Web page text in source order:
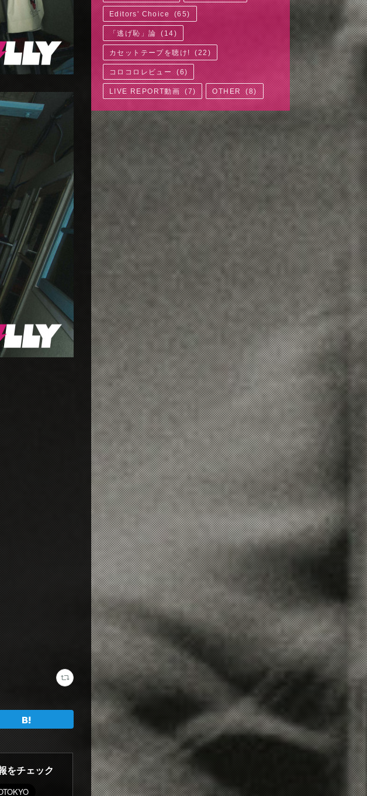
Editors' Choice (65)
「逃げ恥」論 ( 14)
カセットテープを聴け! (22 )
コロコロレビュー (6)
LIVE REPORT動画 (7) OTHER (8)